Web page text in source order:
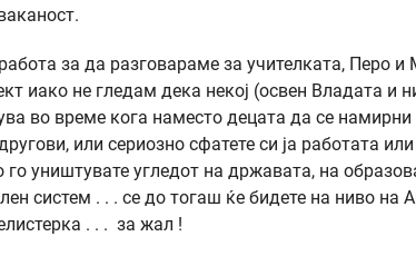
за да разговараме за учителката, Перо
иако не гледам дека некој (освен Владата и
во време кога наместо децата да се намирни
или сериозно сфатете си ја работата
уништувате угледот на државата, на
систем . . . се до тогаш ќе бидете на ниво на
. . . за жал !